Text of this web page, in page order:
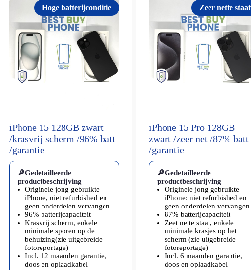
Hoge batterijconditie
iPhone 15 128GB zwart
/krasvrij scherm /96% batt
/garantie
🔎Gedetailleerde
productbeschrijving
Originele jong gebruikte
iPhone, niet refurbished en
geen onderdelen vervangen
96% batterijcapaciteit
Krasvrij scherm, enkele
minimale sporen op de
behuizing(zie uitgebreide
fotoreportage)
Incl. 12 maanden garantie,
doos en oplaadkabel
Zeer nette staat
iPhone 15 Pro 128GB
zwart /zeer net /87% batt
/garantie
🔎Gedetailleerde
productbeschrijving
Originele jong gebruikte
iPhone: niet refurbished en
geen onderdelen vervangen
87% batterijcapaciteit
Zeet nette staat, enkele
minimale krasjes op het
scherm (zie uitgebreide
fotoreportage)
Incl. 6 maanden garantie,
doos en oplaadkabel